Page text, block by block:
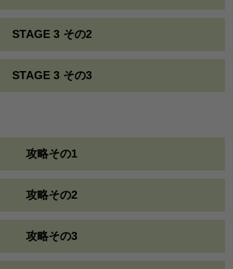
STAGE 3 その2
STAGE 3 その3
攻略その1
攻略その2
攻略その3